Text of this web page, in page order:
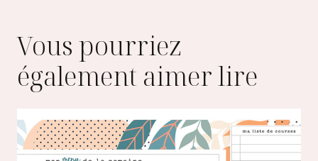
Vous pourriez
également aimer lire